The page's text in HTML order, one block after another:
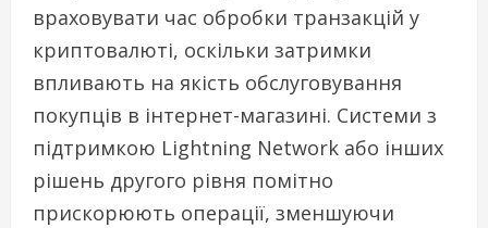
враховувати час обробки транзакцій у
криптовалюті, оскільки затримки
впливають на якість обслуговування
покупців в інтернет-магазині. Системи з
підтримкою Lightning Network або інших
рішень другого рівня помітно
прискорюють операції, зменшуючи